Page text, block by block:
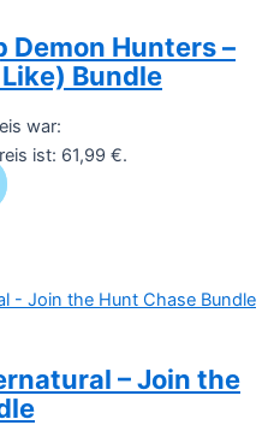
Demon Hunters –
Bundle
war:
ist: 61,99 €.
– Join the